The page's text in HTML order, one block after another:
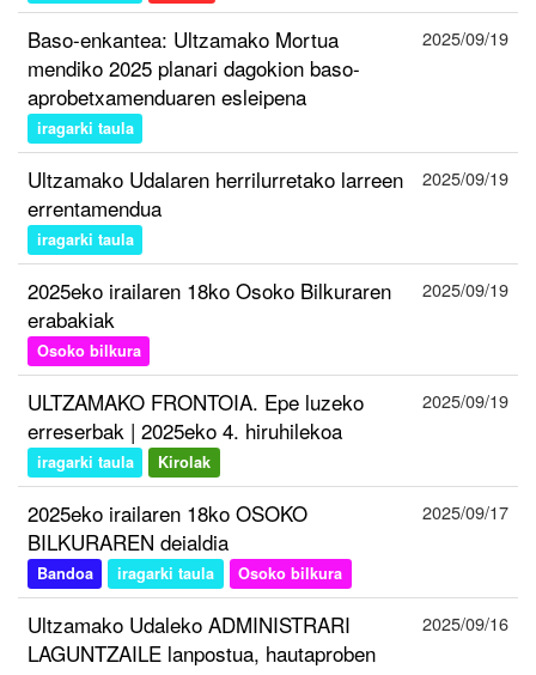
Baso-enkantea: Ultzamako Mortua
mendiko 2025 planari dagokion baso-
aprobetxamenduaren esleipena
iragarki taula
2025/09/19
Ultzamako Udalaren herrilurretako larreen
errentamendua
iragarki taula
2025/09/19
2025eko irailaren 18ko Osoko Bilkuraren
erabakiak
Osoko bilkura
2025/09/19
ULTZAMAKO FRONTOIA. Epe luzeko
erreserbak | 2025eko 4. hiruhilekoa
iragarki taula Kirolak
2025/09/19
2025eko irailaren 18ko OSOKO
BILKURAREN deialdia
Bandoa iragarki taula Osoko bilkura
2025/09/17
Ultzamako Udaleko ADMINISTRARI
LAGUNTZAILE lanpostua, hautaproben
2025/09/16